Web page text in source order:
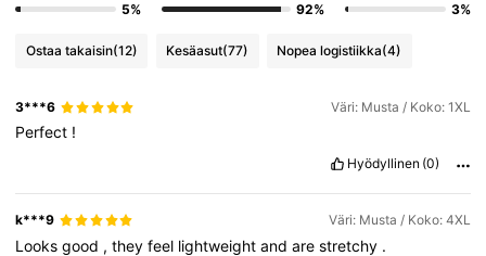
5%
92%
3%
Ostaa takaisin(12) Kesäasut(77) Nopea logistiikka(4)
3***6 Väri: Musta / Koko: 1XL
Perfect !
Hyödyllinen (0)
k***9 Väri: Musta / Koko: 4XL
Looksgood ,theyfeel lightweightandarestretchy .